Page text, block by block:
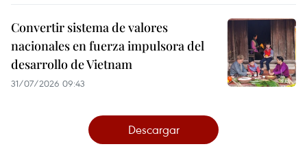
Convertir sistema de valores
nacionales en fuerza impulsora del
desarrollo de Vietnam
31/07/2026 09:43
Descargar